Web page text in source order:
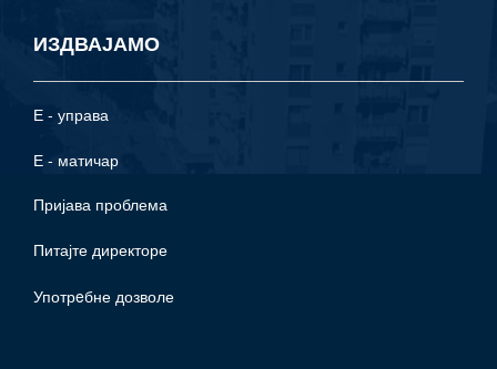
ИЗДВАЈАМО
Е - управа
Е - матичар
Пријава проблема
Питајте директоре
Употрeбне дозволе